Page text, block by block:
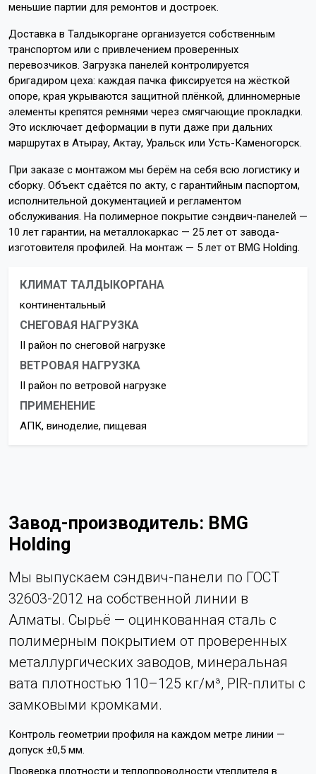
меньшие партии для ремонтов и достроек.
Доставка в Талдыкоргане организуется собственным
транспортом или с привлечением проверенных
перевозчиков. Загрузка панелей контролируется
бригадиром цеха: каждая пачка фиксируется на жёсткой
опоре, края укрываются защитной плёнкой, длинномерные
элементы крепятся ремнями через смягчающие прокладки.
Это исключает деформации в пути даже при дальних
маршрутах в Атырау, Актау, Уральск или Усть-Каменогорск.
При заказе с монтажом мы берём на себя всю логистику и
сборку. Объект сдаётся по акту, с гарантийным паспортом,
исполнительной документацией и регламентом
обслуживания. На полимерное покрытие сэндвич-панелей —
10 лет гарантии, на металлокаркас — 25 лет от завода-
изготовителя профилей. На монтаж — 5 лет от BMG Holding.
КЛИМАТ ТАЛДЫКОРГАНА
континентальный
СНЕГОВАЯ НАГРУЗКА
II район по снеговой нагрузке
ВЕТРОВАЯ НАГРУЗКА
II район по ветровой нагрузке
ПРИМЕНЕНИЕ
АПК, виноделие, пищевая
Завод-производитель: BMG
Holding
Мы выпускаем сэндвич-панели по ГОСТ
32603-2012 на собственной линии в
Алматы. Сырьё — оцинкованная сталь с
полимерным покрытием от проверенных
металлургических заводов, минеральная
вата плотностью 110–125 кг/м³, PIR-плиты с
замковыми кромками.
Контроль геометрии профиля на каждом метре линии —
допуск ±0,5 мм.
Проверка плотности и теплопроводности утеплителя в